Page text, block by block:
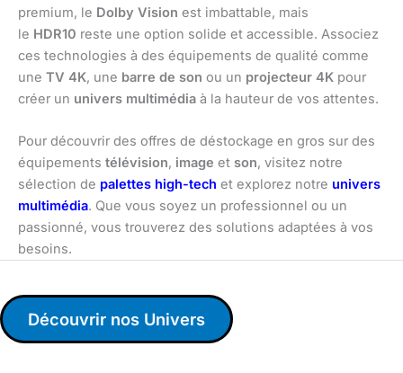
premium, le Dolby Vision est imbattable, mais
le HDR10 reste une option solide et accessible. Associez
ces technologies à des équipements de qualité comme
une TV 4K, une barre de son ou un projecteur 4K pour
créer un univers multimédia à la hauteur de vos attentes.
Pour découvrir des offres de déstockage en gros sur des
équipements télévision, image et son, visitez notre
sélection de palettes high-tech et explorez notre univers
multimédia. Que vous soyez un professionnel ou un
passionné, vous trouverez des solutions adaptées à vos
besoins.
Découvrir nos Univers